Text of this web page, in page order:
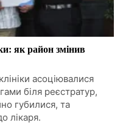
як район змінив
асоціювалися
біля реєстратур,
губилися, та
лікаря.